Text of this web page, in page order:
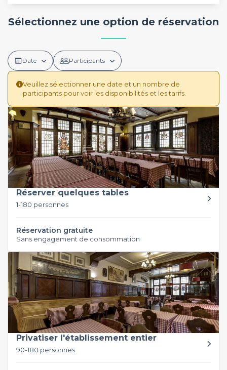
Sélectionnez une option de réservation
Date Participants
Veuillez sélectionner une date et un nombre de
participants pour voir les disponibilités et les tarifs.
Réserver quelques tables
1-180 personnes
Réservation gratuite
Sans engagement de consommation
Privatiser l'établissement entier
90-180 personnes